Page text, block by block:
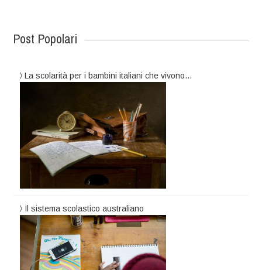
Post Popolari
La scolarità per i bambini italiani che vivono…
Il sistema scolastico australiano